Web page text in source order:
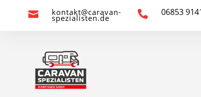
 kontakt@caravan-
spezialisten.de  06853